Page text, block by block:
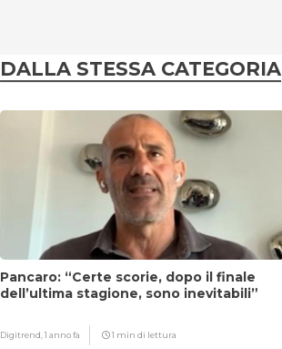
DALLA STESSA CATEGORIA
Pancaro: “Certe scorie, dopo il finale
dell’ultima stagione, sono inevitabili”
Digitrend,1 anno fa 1 min di lettura